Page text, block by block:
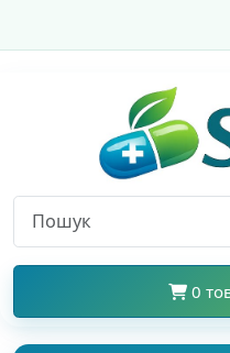
0